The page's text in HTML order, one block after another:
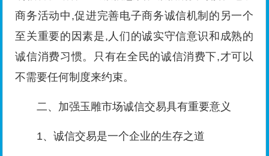
商务活动中,促进完善电子商务诚信机制的另一个
至关重要的因素是,人们的诚实守信意识和成熟的
诚信消费习惯。只有在全民的诚信消费下,才可以
不需要任何制度来约束。
二、加强玉雕市场诚信交易具有重要意义
1、诚信交易是一个企业的生存之道